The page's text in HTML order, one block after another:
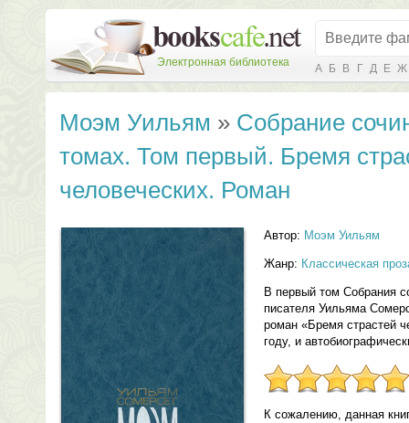
Электронная библиотека А Б В Г Д Е Ж
Моэм Уильям » Собрание
томах. Том первый. Бремя
человеческих. Роман
Автор: Моэм Уильям
Жанр: Классическая
В первый том Собрания
писателя Уильяма
роман «Бремя страстей
году, и
К сожалению, данная